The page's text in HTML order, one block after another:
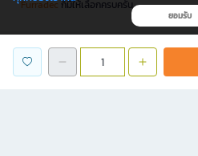
Furradec ก็มีให้เลือกครบครัน
โปรโมชั่นและสิทธิพิเศษ
B2S จัดเต็มโปรโมชั่นและสิทธิพิเศษมากมายใ
อัปเดตทุกเดือนกับแคมเปญลดราคาแรง
ยอมรับ